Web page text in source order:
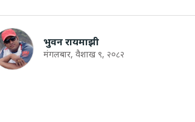
भुवन रायमाझी
मंगलबार, वैशाख ९, २०८२